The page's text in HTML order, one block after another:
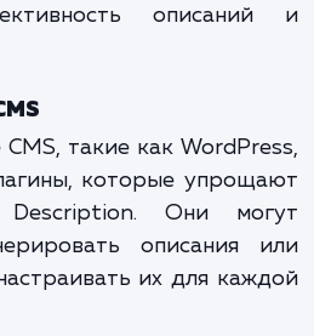
описание может
чтобы описание
страницы.
работы с Meta